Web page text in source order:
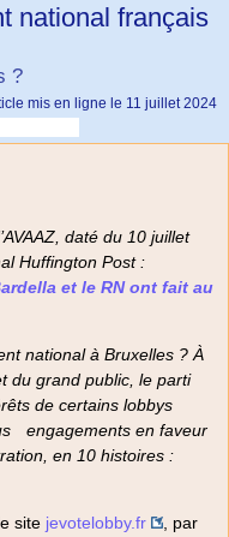
national français
?
mis en ligne le 11 juillet 2024
daté du 10 juillet
Huffington Post:
et le RN ont fait au
national à Bruxelles ? À
du grand public, le parti
de certains lobbys
engagements en faveur
en 10 histoires :
site jevotelobby.fr
, par